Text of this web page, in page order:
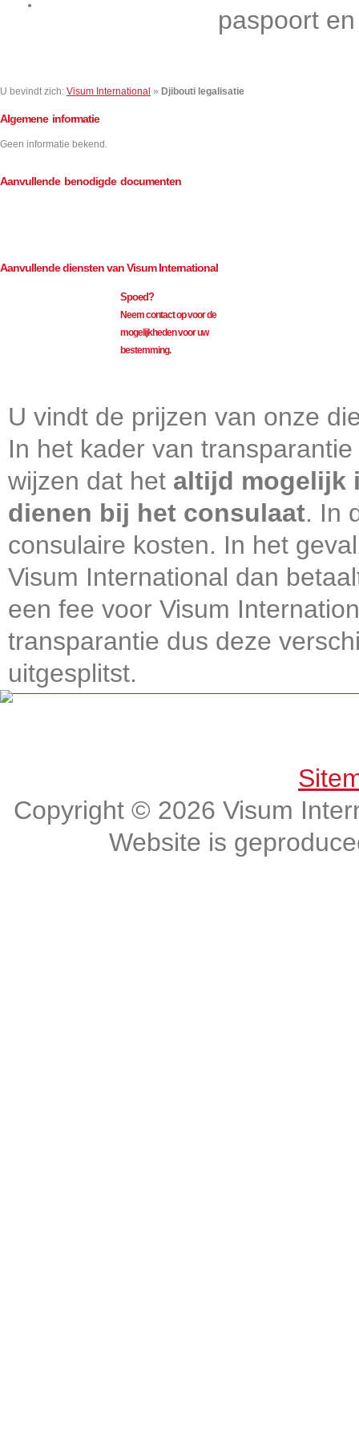
U bevindt zich: Visum International » Djibouti legalisatie
Algemene informatie
Geen informatie bekend.
Aanvullende benodigde documenten
Aanvullende diensten van Visum International
Spoed?
Neem contact op voor de
mogelijkheden voor uw
bestemming.
paspoort
U vindt de prijzen van onze
In het kader van
wijzen dat het altijd mogelijk
dienen bij het consulaat. In
consulaire kosten. In het
Visum International dan
een fee voor Visum
transparantie dus deze
uitgesplitst.
Copyright © 2026 Visum
Website is